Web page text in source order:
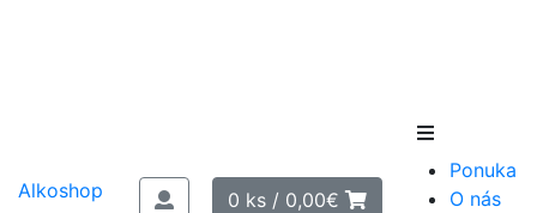
content
Alkoshop 0 ks / 0,00€
Ponuka
O nás